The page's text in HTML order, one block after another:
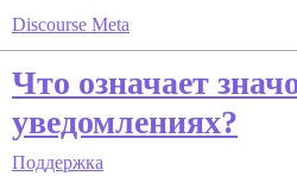
Discourse Meta
Что означает
уведомлениях?
Поддержка